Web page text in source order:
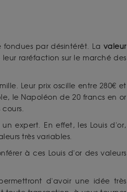
par désintérêt. La valeur
raréfaction sur le marché des
Leur prix oscille entre 280€ et
le Napoléon de 20 francs en or
expert. En effet, les Louis d'or,
très variables.
à ces Louis d'or des valeurs
d'avoir une idée très